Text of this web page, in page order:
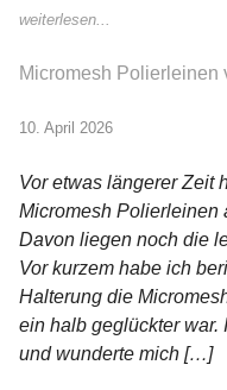
weiterlesen...
Micromesh Polierleinen
10. April 2026
Vor etwas längerer Zeit
Micromesh Polierleinen
Davon liegen noch die
Vor kurzem habe ich
Halterung die
ein halb geglückter war.
und wunderte mich […]